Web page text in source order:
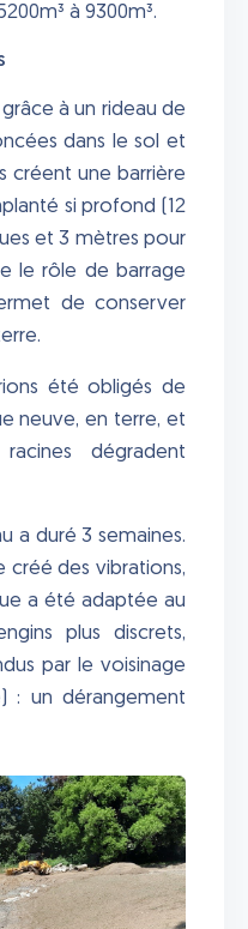
à 9300m³.
à un rideau de
dans le sol et
créent une barrière
si profond (12
et 3 mètres pour
le rôle de barrage
de conserver
été obligés de
neuve, en terre, et
dégradent
a duré 3 semaines.
créé des vibrations,
a été adaptée au
plus discrets,
par le voisinage
: un dérangement